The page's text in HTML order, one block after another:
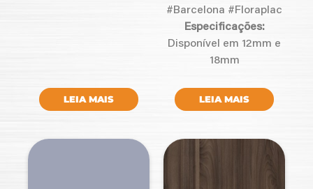
LEIA MAIS
#Barcelona #Floraplac
Especificações:
Disponível em 12mm e
18mm
LEIA MAIS